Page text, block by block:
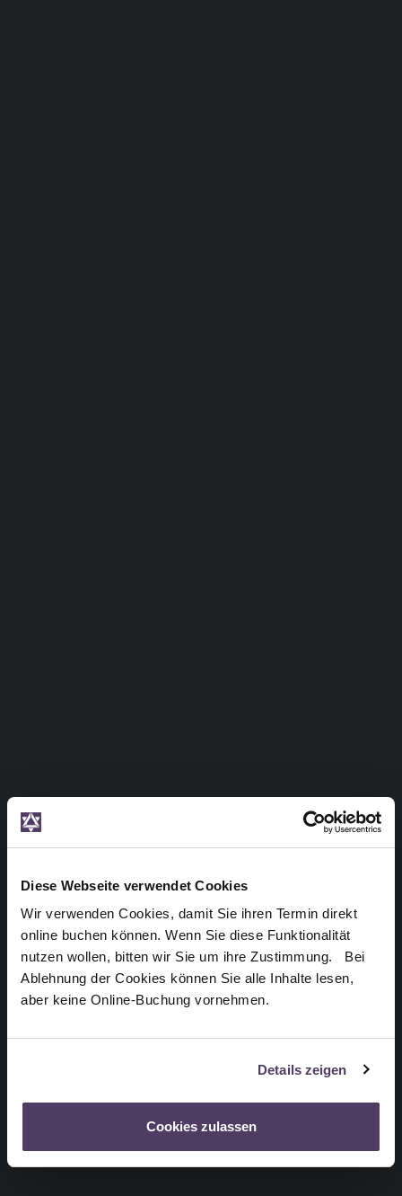
Diese Webseite verwendet Cookies
Wir verwenden Cookies, damit Sie ihren Termin direkt
online buchen können. Wenn Sie diese Funktionalität
nutzen wollen, bitten wir Sie um ihre Zustimmung. Bei
Ablehnung der Cookies können Sie alle Inhalte lesen,
aber keine Online-Buchung vornehmen.
Details zeigen
Cookies zulassen